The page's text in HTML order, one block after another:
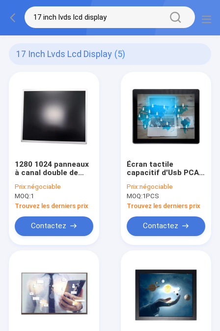
17 Inch Lvds Lcd Display (5)
1280 1024 panneaux
à canal double de
affichage d'affichage
à cristaux liquides de
pouce LVDS avec 30
bornes
Prix:négociable
MOQ:1
Trouvez les derniers prix
Contactez
Écran tactile
capacitif d'Usb PCAP
l'épreuve du
vandalisme de VESA
Mount 75mm 17
Prix:négociable
MOQ:1PCS
Trouvez les derniers prix
Contactez